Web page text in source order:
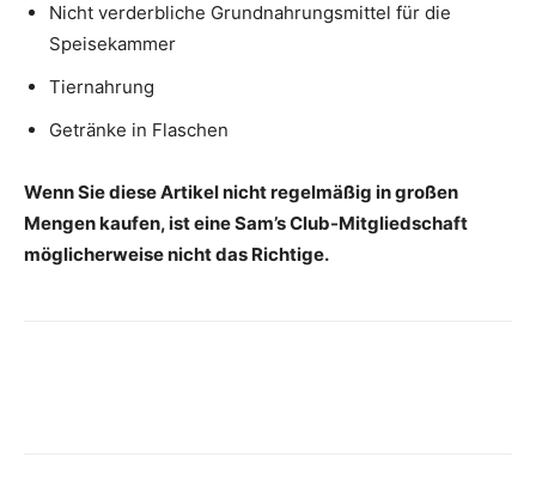
Nicht verderbliche Grundnahrungsmittel für die
Speisekammer
Tiernahrung
Getränke in Flaschen
Wenn Sie diese Artikel nicht regelmäßig in großen
Mengen kaufen, ist eine Sam’s Club-Mitgliedschaft
möglicherweise nicht das Richtige.